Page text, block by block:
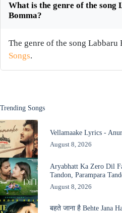
What is the genre of the song
Bomma?
The genre of the song Labbaru
Songs.
Trending Songs
Vellamaake Lyrics -
August 8, 2026
Aryabhatt Ka Zero Dil
Tandon, Parampara
August 8, 2026
बहते जाना है Behte Jana